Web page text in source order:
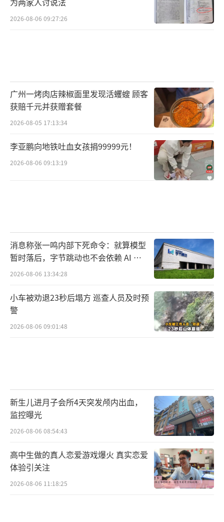
2026-08-06 09:27:26
广州一烤肉店辣椒面里发现活蠼螋 顾客
获赔千元并获赠套餐
2026-08-05 17:13:34
李亚鹏向地铁吐血女孩捐99999元！
2026-08-06 09:13:19
消息称张一鸣内部下死命令：就算模型
暂时落后，字节跳动也不会依赖 AI 蒸
馏技术
2026-08-06 13:34:28
小车被劝退23秒后塌方 巡查人员及时预
警
2026-08-06 09:01:48
新生儿进月子会所4天突发颅内出血，
监控曝光
2026-08-06 08:54:43
高中生做的真人恋爱游戏爆火 真实恋爱
体验引关注
2026-08-06 11:18:25